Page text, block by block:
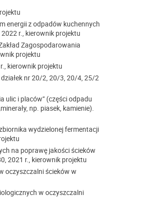
energii z odpadów kuchennych
r., kierownik projektu
Zagospodarowania
projektu
kierownik projektu
nr 20/2, 20/3, 20/4, 25/2
ulic i placów” (części odpadu
np. piasek, kamienie).
wydzielonej fermentacji
na poprawę jakości ścieków
2021 r., kierownik projektu
oczyszczalni ścieków w
w oczyszczalni